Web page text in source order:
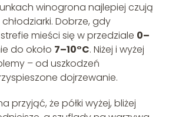
winogrona najlepiej czują
Dobrze, gdy
mieści się w przedziale 0–
do około 7–10°C. Niżej i wyżej
– od uszkodzeń
dojrzewanie.
przyjąć, że półki wyżej, bliżej